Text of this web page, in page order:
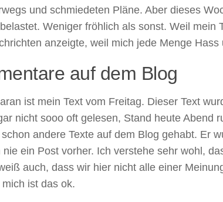
und schmiedeten Pläne. Aber dieses
Weniger fröhlich als sonst. Weil mein
anzeigte, weil mich jede Menge Hass
auf dem Blog
ist mein Text vom Freitag. Dieser Text
nicht sooo oft gelesen, Stand heute Abend
andere Texte auf dem Blog gehabt. Er
nie ein Post vorher. Ich verstehe sehr wohl,
auch, dass wir hier nicht alle einer
ist das ok.